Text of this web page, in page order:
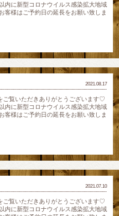
内に新型コロナウイルス感染拡大地域
客様はご予約日の延長をお願い致しま
2021.08.17
ご覧いただきありがとうございます♡
内に新型コロナウイルス感染拡大地域
客様はご予約日の延長をお願い致しま
2021.07.10
ご覧いただきありがとうございます♡
内に新型コロナウイルス感染拡大地域